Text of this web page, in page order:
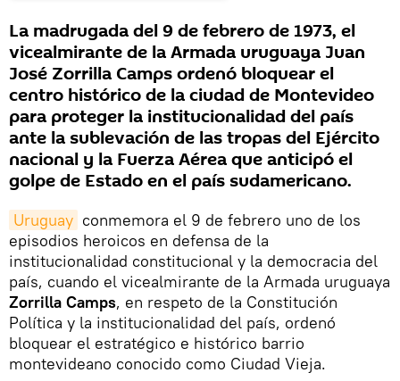
La madrugada del 9 de febrero de 1973, el
vicealmirante de la Armada uruguaya Juan
José Zorrilla Camps ordenó bloquear el
centro histórico de la ciudad de Montevideo
para proteger la institucionalidad del país
ante la sublevación de las tropas del Ejército
nacional y la Fuerza Aérea que anticipó el
golpe de Estado en el país sudamericano.
Uruguay conmemora el 9 de febrero uno de los
episodios heroicos en defensa de la
institucionalidad constitucional y la democracia del
país, cuando el vicealmirante de la Armada uruguaya
Zorrilla Camps, en respeto de la Constitución
Política y la institucionalidad del país, ordenó
bloquear el estratégico e histórico barrio
montevideano conocido como Ciudad Vieja.